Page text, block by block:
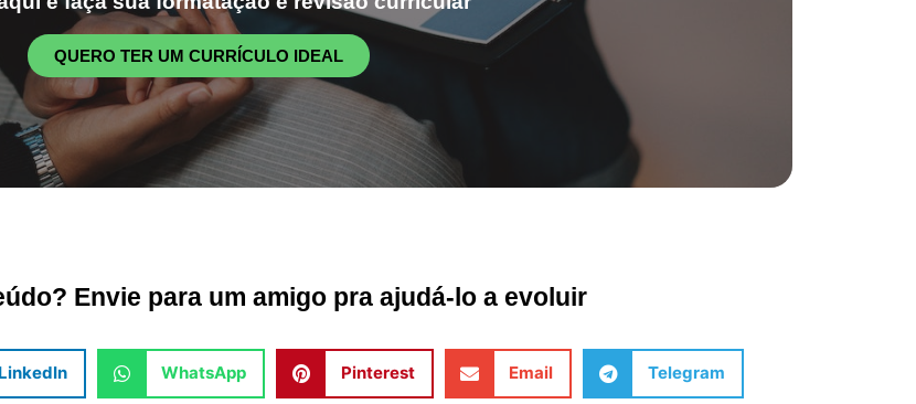
QUERO TER UM CURRÍCULO IDEAL
Envie para um amigo pra ajudá-lo a evoluir
LinkedIn WhatsApp Pinterest Email Telegram